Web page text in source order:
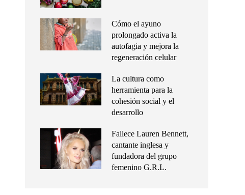
Cómo el ayuno
prolongado activa la
autofagia y mejora la
regeneración celular
La cultura como
herramienta para la
cohesión social y el
desarrollo
Fallece Lauren Bennett,
cantante inglesa y
fundadora del grupo
femenino G.R.L.